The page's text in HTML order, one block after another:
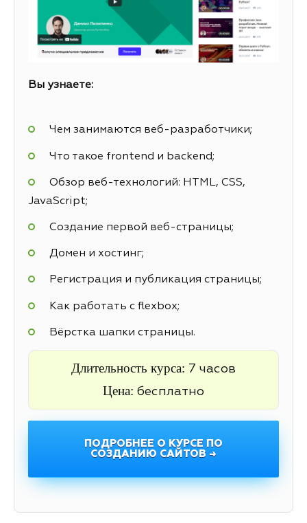
Вы узнаете:
Чем занимаются веб-разработчики;
Что такое frontend и backend;
Обзор веб-технологий: HTML, CSS,
JavaScript;
Создание первой веб-страницы;
Домен и хостинг;
Регистрация и публикация страницы;
Как работать с flexbox;
Вёрстка шапки страницы.
Длительность курса: 7 часов
Цена: бесплатно
ПОДРОБНЕЕ О КУРСЕ ПО
СОЗДАНИЮ САЙТОВ →